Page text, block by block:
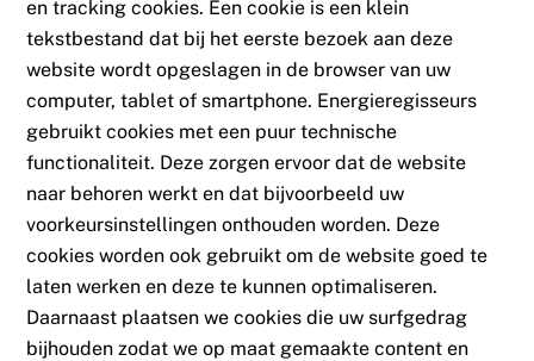
en tracking cookies. Een cookie is een klein
tekstbestand dat bij het eerste bezoek aan deze
website wordt opgeslagen in de browser van uw
computer, tablet of smartphone. Energieregisseurs
gebruikt cookies met een puur technische
functionaliteit. Deze zorgen ervoor dat de website
naar behoren werkt en dat bijvoorbeeld uw
voorkeursinstellingen onthouden worden. Deze
cookies worden ook gebruikt om de website goed te
laten werken en deze te kunnen optimaliseren.
Daarnaast plaatsen we cookies die uw surfgedrag
bijhouden zodat we op maat gemaakte content en